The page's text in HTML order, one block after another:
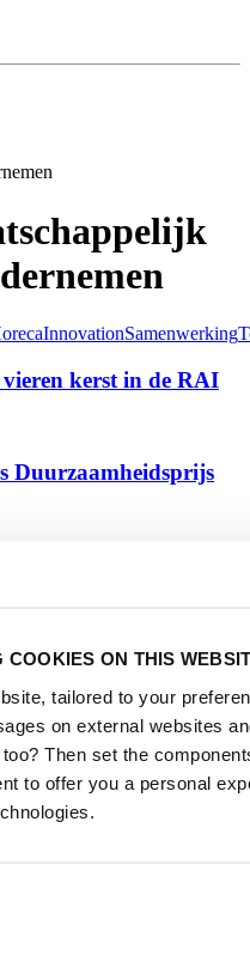
ON THIS
tailored to your
on external websites
Then set the
to offer you a personal
InnovationSamenwerking
kerst in de RAI
Duurzaamheidsprijs
40 van de Global